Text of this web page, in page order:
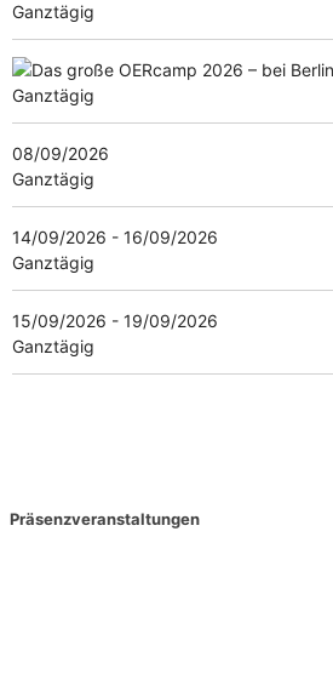
Ganztägig
Ganztägig
08/09/2026
Ganztägig
14/09/2026 - 16/09/2026
Ganztägig
15/09/2026 - 19/09/2026
Ganztägig
Präsenzveranstaltungen